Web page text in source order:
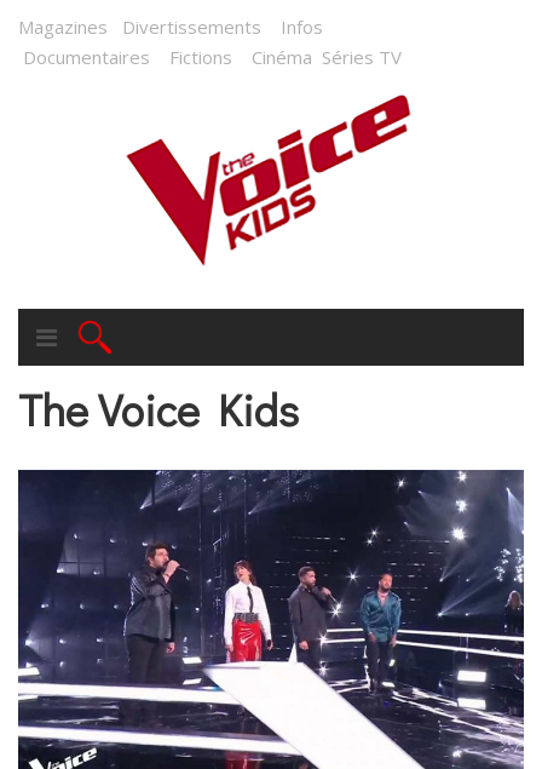
Magazines Divertissements
Infos
Documentaires
Fictions Cinéma Séries TV
The Voice Kids